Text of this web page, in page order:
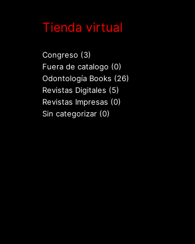
Tienda virtual
Congreso (3)
Fuera de catalogo (0)
Odontología Books (26)
Revistas Digitales (5)
Revistas Impresas (0)
Sin categorizar (0)